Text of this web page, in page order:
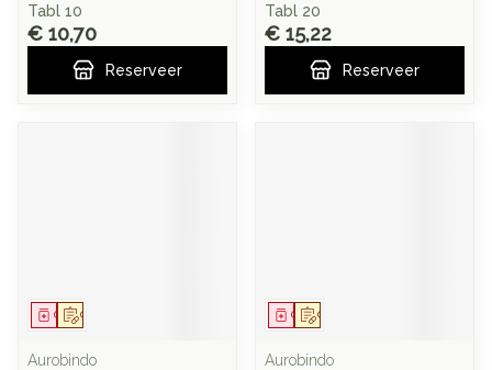
Tabl 10
€ 10,70
Reserveer
Tabl 20
€ 15,22
Reserveer
Op voorschrift
Geneesmiddel
Aurobindo
Op voorschrift
Geneesmiddel
Aurobindo